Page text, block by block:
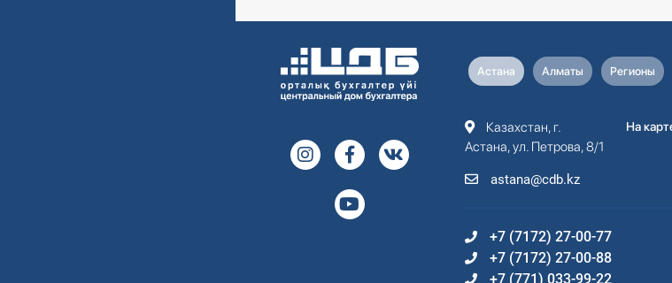
Астана Алматы Регионы
Казахстан, г.
Астана, ул. Петрова, 8/1
astana@cdb.kz
На
+7 (7172) 27-00-77
+7 (7172) 27-00-88
+7 (771) 033-99-22